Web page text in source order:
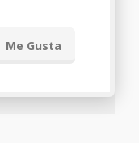
Me Gusta